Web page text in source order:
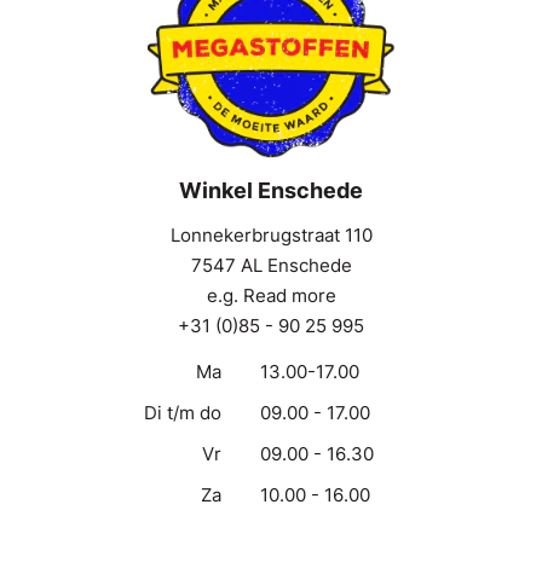
Winkel Enschede
Lonnekerbrugstraat 110
7547 AL Enschede
e.g. Read more
+31 (0)85 - 90 25 995
Ma
13.00-17.00
Di t/m do
09.00 - 17.00
Vr
09.00 - 16.30
Za
10.00 - 16.00